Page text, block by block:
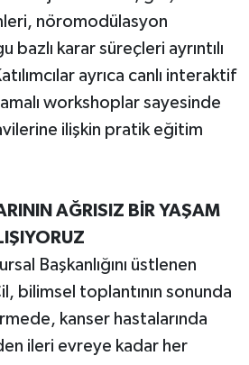
nöromodülasyon
bazlı karar süreçleri ayrıntılı
ayrıca canlı interaktif
workshoplar sayesinde
ilişkin pratik eğitim
AĞRISIZ BİR YAŞAM
Başkanlığını üstlenen
bilimsel toplantının sonunda
kanser hastalarında
ileri evreye kadar her